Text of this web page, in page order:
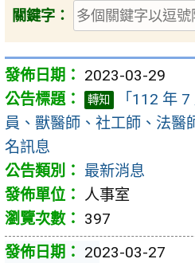
關鍵字：
2023-03-29
轉知
「112 年
員、獸醫師、社工師、法醫
名訊息
最新消息
人事室
397
2023-03-27